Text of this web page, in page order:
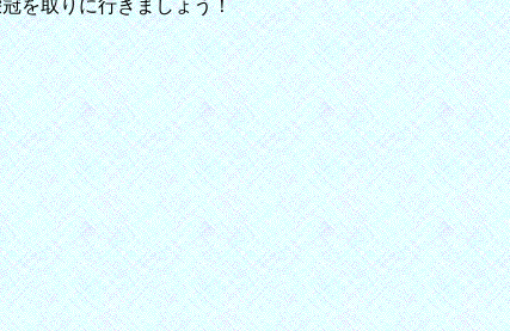
を取りに行きましょう！